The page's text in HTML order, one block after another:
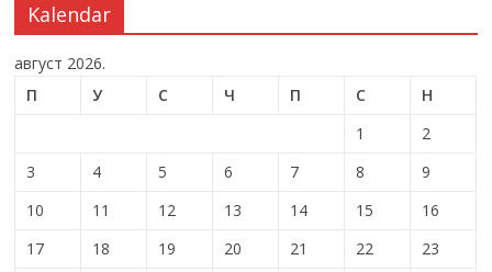
Kalendar
август 2026.
П
У С Ч П С
Н
1
2
3
4 5 6 7 8
9
10
11 12 13 14 15
16
17
18 19 20 21 22
23